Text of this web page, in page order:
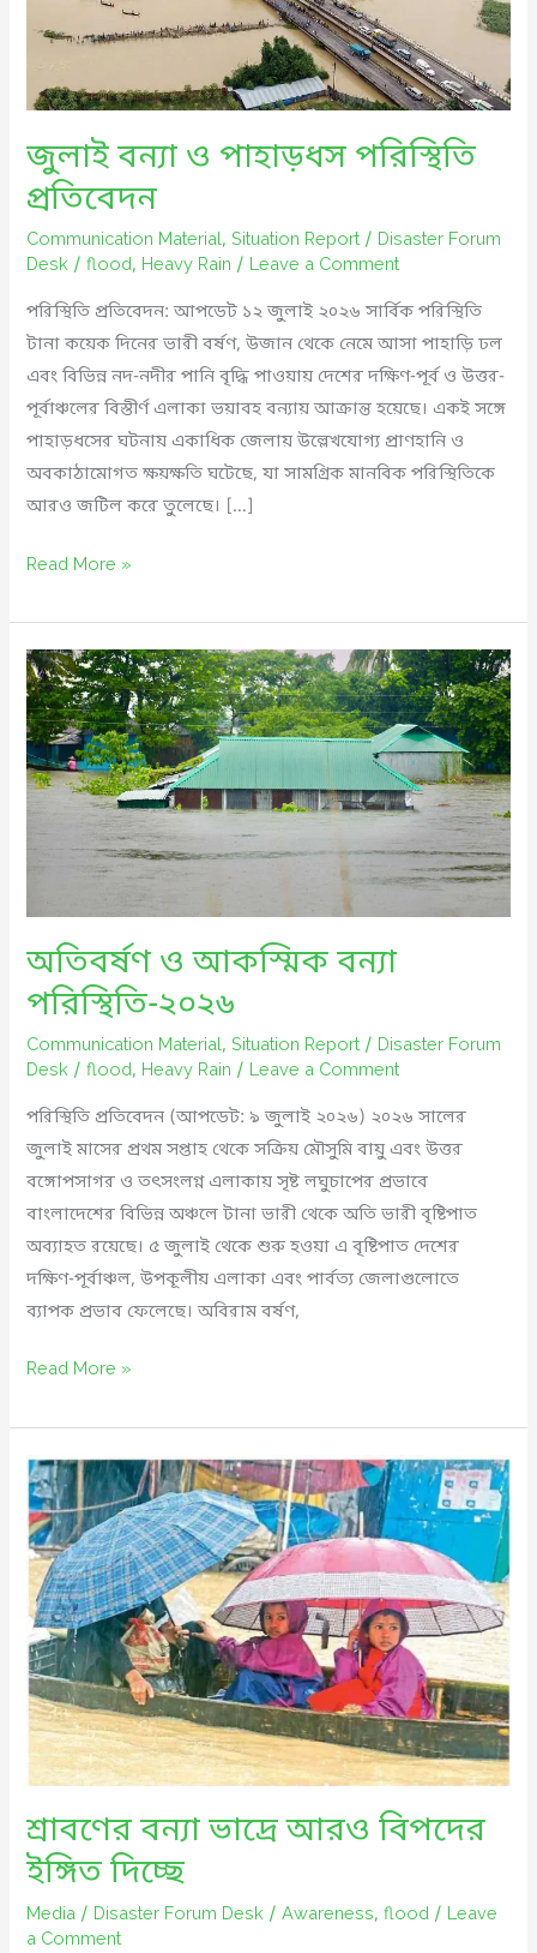
জুলাই বন্যা ও পাহাড়ধস পরিস্থিতি
প্রতিবেদন
Communication Material,Situation Report/ Disaster Forum
Desk /flood, Heavy Rain / Leave a Comment
পরিস্থিতি প্রতিবেদন: আপডেট ১২ জুলাই ২০২৬ সার্বিক পরিস্থিতি
টানা কয়েক দিনের ভারী বর্ষণ, উজান থেকে নেমে আসা পাহাড়ি ঢল
এবং বিভিন্ন নদ-নদীর পানি বৃদ্ধি পাওয়ায় দেশের দক্ষিণ-পূর্ব ও উত্তর-
পূর্বাঞ্চলের বিস্তীর্ণ এলাকা ভয়াবহ বন্যায় আক্রান্ত হয়েছে। একই সঙ্গে
পাহাড়ধসের ঘটনায় একাধিক জেলায় উল্লেখযোগ্য প্রাণহানি ও
অবকাঠামোগত ক্ষয়ক্ষতি ঘটেছে, যা সামগ্রিক মানবিক পরিস্থিতিকে
আরও জটিল করে তুলেছে। […]
জুলাই
ও
পাহাড়ধস
পরিস্থিতি
প্রতিবেদন
Read More »
অতিবর্ষণ ও আকস্মিক বন্যা
পরিস্থিতি-২০২৬
Communication Material,Situation Report/ Disaster Forum
Desk /flood, Heavy Rain / Leave a Comment
পরিস্থিতি প্রতিবেদন (আপডেট: ৯ জুলাই ২০২৬) ২০২৬ সালের
জুলাই মাসের প্রথম সপ্তাহ থেকে সক্রিয় মৌসুমি বায়ু এবং উত্তর
বঙ্গোপসাগর ও তৎসংলগ্ন এলাকায় সৃষ্ট লঘুচাপের প্রভাবে
বাংলাদেশের বিভিন্ন অঞ্চলে টানা ভারী থেকে অতি ভারী বৃষ্টিপাত
অব্যাহত রয়েছে। ৫ জুলাই থেকে শুরু হওয়া এ বৃষ্টিপাত দেশের
দক্ষিণ-পূর্বাঞ্চল, উপকূলীয় এলাকা এবং পার্বত্য জেলাগুলোতে
ব্যাপক প্রভাব ফেলেছে। অবিরাম বর্ষণ,
অতিবর্ষণ
আকস্মিক
বন্যা
পরিস্থিতি-২০২৬
Read More »
শ্রাবণের বন্যা ভাদ্রে আরও বিপদের
ইঙ্গিত দিচ্ছে
Media / Disaster Forum Desk /Awareness,flood / Leave
a Comment